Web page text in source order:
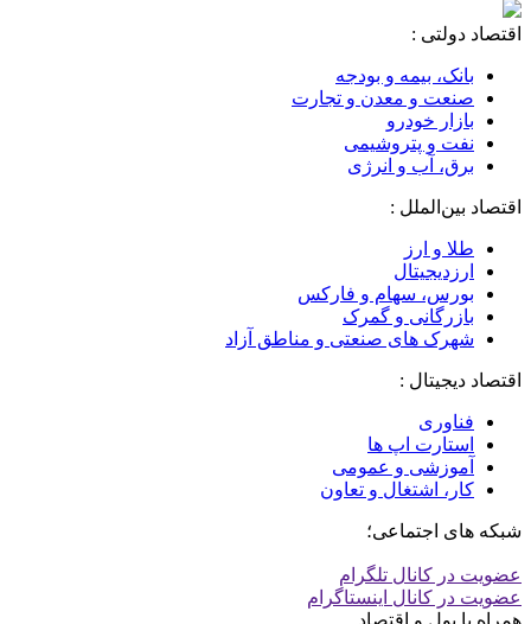
اقتصاد دولتی :
بانک، بیمه و بودجه
صنعت و معدن و تجارت
بازار خودرو
نفت و پتروشیمی
برق، آب و انرژی
اقتصاد بین‌الملل :
طلا و ارز
ارزدیجیتال
بورس، سهام و فارکس
بازرگانی و گمرک
شهرک های صنعتی و مناطق آزاد
اقتصاد دیجیتال :
فناوری
استارت اپ ها
آموزشی و عمومی
کار، اشتغال و تعاون
شبکه های اجتماعی؛
عضویت در کانال تلگرام
عضویت در کانال اینستاگرام